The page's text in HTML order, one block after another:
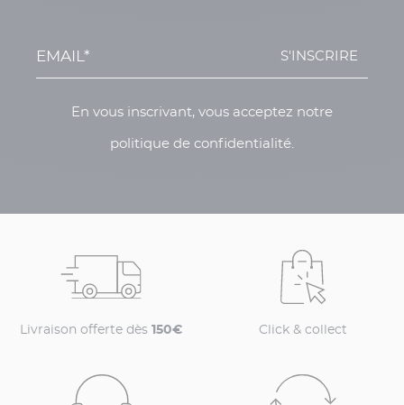
S'INSCRIRE
En vous inscrivant, vous acceptez notre
politique de confidentialité.
Livraison offerte dès 150€ Click & collect